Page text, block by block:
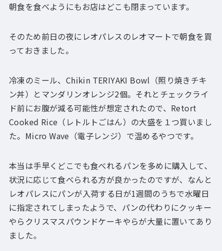
朝食を食べようにもお店はどこも閉まっています。
そのため前日の夜にレオパレスのレオマートで朝食を買
っておきました。
冷凍のミール、Chikin TERIYAKI Bowl（照り焼きチキ
ン丼）とマンダリンオレンジ2個。それとチェックライ
ド前にお腹が減る可能性が想定されたので、Retort
Cooked Rice（レトルトごはん）の大盛を１つ買いまし
た。Micro Wave（電子レンジ）で温めるやつです。
本当は手早くどこでも食べれるパンを多めに購入して、
状況に応じて食べられる方が良かったのですが、なんと
レオパレスにパンが入荷する日が1週間のうちで水曜日
に指定されてしまったようで、パンの代わりにクッキー
やらクリスマスパウンドケーキやらが大量に置いてあり
ました。